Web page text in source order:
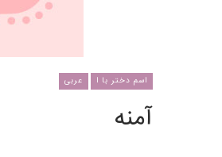
اسم دختر با ا عربی
آمنه